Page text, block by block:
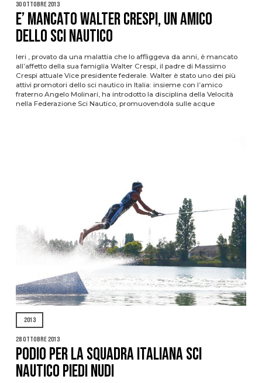
30 Ottobre 2013
E’ MANCATO WALTER CRESPI, UN AMICO
DELLO SCI NAUTICO
Ieri , provato da una malattia che lo affliggeva da anni, è mancato
all’affetto della sua famiglia Walter Crespi, il padre di Massimo
Crespi attuale Vice presidente federale. Walter è stato uno dei più
attivi promotori dello sci nautico in Italia: insieme con l’amico
fraterno Angelo Molinari, ha introdotto la disciplina della Velocità
nella Federazione Sci Nautico, promuovendola sulle acque
2013
28 Ottobre 2013
PODIO PER LA SQUADRA ITALIANA SCI
NAUTICO PIEDI NUDI